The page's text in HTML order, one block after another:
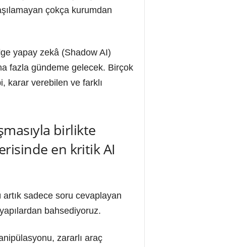
çokça kurumdan
yapay zekâ (Shadow AI)
fazla gündeme gelecek. Birçok
karar verebilen ve farklı
birlikte
en kritik AI
sadece soru cevaplayan
bahsediyoruz.
zararlı araç